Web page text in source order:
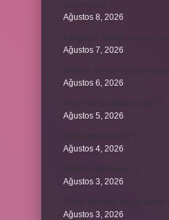
Ağustos 8, 2026
Ağustos 7, 2026
Ağustos 6, 2026
Ağustos 5, 2026
Ağustos 4, 2026
Ağustos 3, 2026
Ağustos 3, 2026